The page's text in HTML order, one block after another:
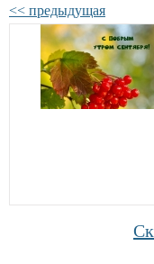
<< предыдущая